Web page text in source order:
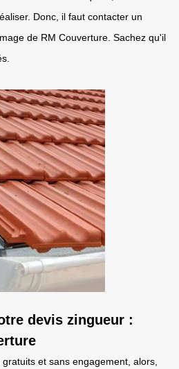
Donc, il faut contacter un
de RM Couverture. Sachez qu'il
devis zingueur :
et sans engagement, alors,